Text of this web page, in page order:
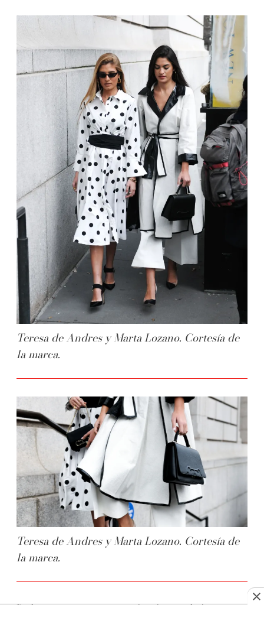
Teresa de Andres y Marta Lozano. Cortesía de
la marca.
Teresa de Andres y Marta Lozano. Cortesía de
la marca.
De líneas puras y con un minucioso trabajo